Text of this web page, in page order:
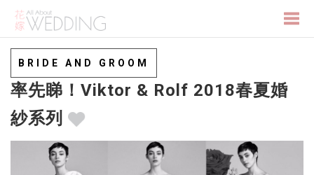
BRIDE AND GROOM
率先睇！Viktor & Rolf 2018春夏婚
紗系列